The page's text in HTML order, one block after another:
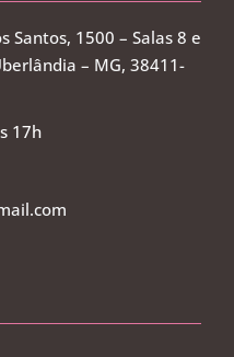
Santos, 1500 – Salas 8 e
– MG, 38411-
17h